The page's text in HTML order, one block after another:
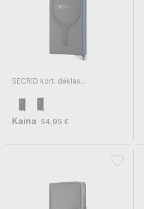
SECRID kort. dėklas...
Kaina 54,95 €